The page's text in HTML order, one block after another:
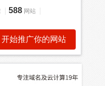
588 网站
始推广你的网站